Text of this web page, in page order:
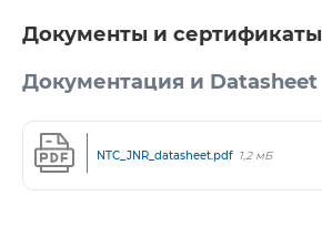
Документы и сертификаты
Документация и Datasheet
NTC_JNR_datasheet.pdf 1,2 мБ